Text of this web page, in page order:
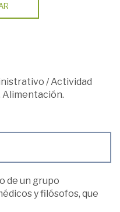
/Actividad
Alimentación.
de un grupo
y filósofos, que